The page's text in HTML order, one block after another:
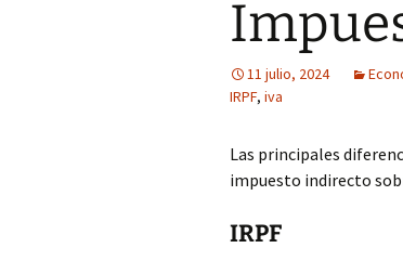
11 julio, 2024
IRPF, iva
Las principales
impuesto indirecto
IRPF